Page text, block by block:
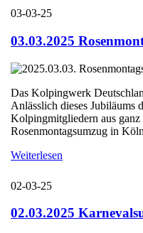
03-03-25
03.03.2025
Das Kolpingwerk
Anlässlich dieses Jubiläums
Kolpingmitgliedern aus ganz
Rosenmontagsumzug in
Weiterlesen
02-03-25
02.03.2025